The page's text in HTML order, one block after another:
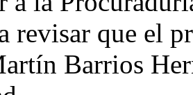
revisar que el
Barrios